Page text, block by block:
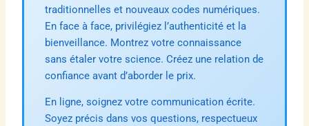
traditionnelles et nouveaux codes numériques.
En face à face, privilégiez l’authenticité et la
bienveillance. Montrez votre connaissance
sans étaler votre science. Créez une relation de
confiance avant d’aborder le prix.
En ligne, soignez votre communication écrite.
Soyez précis dans vos questions, respectueux